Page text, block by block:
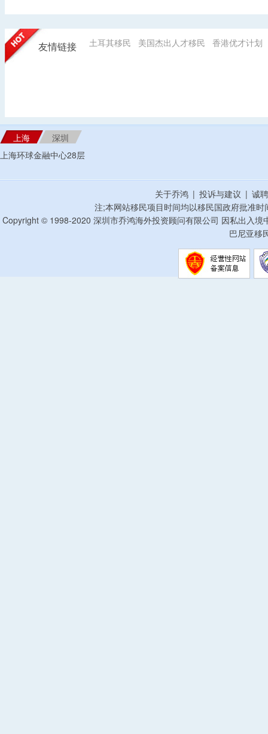
友情链接 土耳其移民 美国杰出人才移民 香港优才计划
上海
深圳
上海环球金融中心28层
关于乔鸿 | 投诉与建议 | 诚
注;本网站移民项目时间均以移民国政府批准
Copyright © 1998-2020 深圳市乔鸿海外投资顾问有限公司 因私出入
巴尼亚移